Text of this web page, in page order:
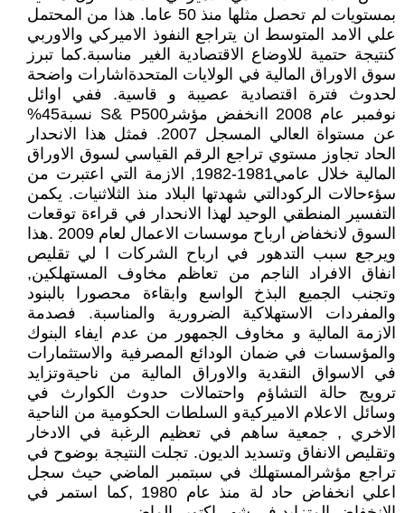
بمستويات لم تحصل مثلها منذ 50 عاما. هذا من المحتمل
علي الامد المتوسط ان يتراجع النفوذ الاميركي والاوربي
كنتيجة حتمية للاوضاع الاقتصادية الغير مناسبة.كما تبرز
سوق الاوراق المالية في الولايات المتحدةاشارات واضحة
لحدوث فترة اقتصادية عصيبة و قاسية. ففي اوائل
نوفمبر عام 2008 اانخفض مؤشرS& P500 نسبة45%
عن مستواة العالي المسجل 2007. فمثل هذا الانحدار
الحاد تجاوز مستوي تراجع الرقم القياسي لسوق الاوراق
المالية خلال عامي1981-1982, الازمة التي اعتبرت من
سؤءحالات الركودالتي شهدتها البلاد منذ الثلاثنيات. يكمن
التفسير المنطقي الوحيد لهذا الانحدار في قراءة توقعات
السوق لانخفاض ارباح موسسات الاعمال لعام 2009 .هذا
ويرجع سبب التدهور في ارباح الشركات ا لي تقليص
انفاق الافراد الناجم من تعاظم مخاوف المستهلكين,
وتجنب الجميع البذخ الواسع وابقاءة محصورا بالبنود
والمفردات الاستهلاكية الضرورية والمناسبة. فصدمة
الازمة المالية و مخاوف الجمهور من عدم ايفاء البنوك
والمؤسسات في ضمان الودائع المصرفية والاستثمارات
في الاسواق النقدية والاوراق المالية من ناحيةوتزايد
ترويج حالة التشاؤم واحتمالات حدوث الكوارث في
وسائل الاعلام الاميركيةو السلطات الحكومية من الناحية
الاخري , جمعية ساهم في تعظيم الرغبة في الادخار
وتقليص الانفاق وتسديد الديون. تجلت النتيجة بوضوح في
تراجع مؤشرالمستهلك في سبتمبر الماضي حيث سجل
اعلي انخفاض حاد لة منذ عام 1980 ,كما استمر في